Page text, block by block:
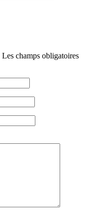
Les champs obligatoires